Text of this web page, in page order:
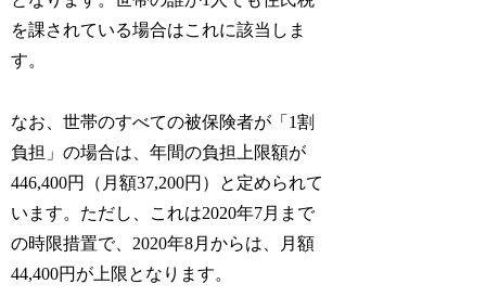
を課されている場合はこれに該当しま
す。
なお、世帯のすべての被保険者が「1割
負担」の場合は、年間の負担上限額が
446,400円（月額37,200円）と定められて
います。ただし、これは2020年7月まで
の時限措置で、2020年8月からは、月額
44,400円が上限となります。